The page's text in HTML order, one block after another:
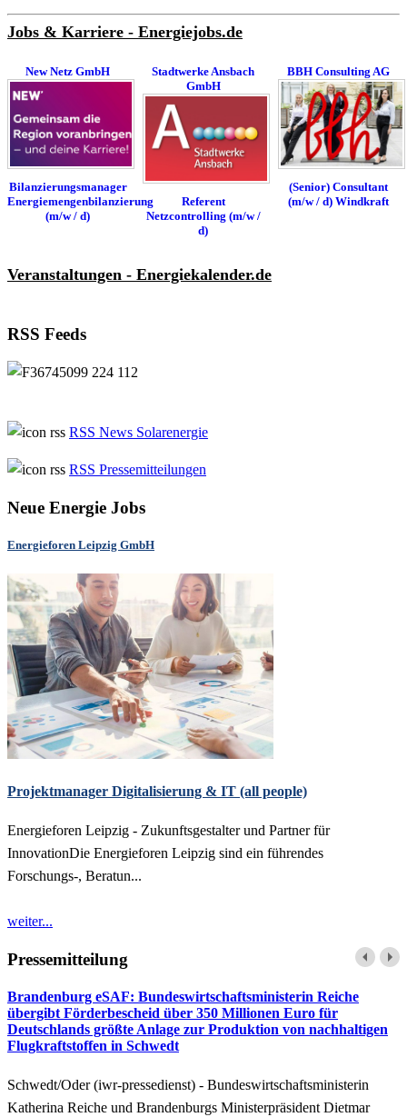
Jobs & Karriere - Energiejobs.de
New Netz GmbH
Bilanzierungsmanager
Energiemengenbilanzierung
(m/w / d)
Stadtwerke Ansbach
GmbH
Referent
Netzcontrolling (m/w /
d)
BBH Consulting AG
(Senior) Consultant
(m/w / d) Windkraft
Veranstaltungen - Energiekalender.de
RSS Feeds
RSS News Solarenergie
RSS Pressemitteilungen
Neue Energie Jobs
Energieforen Leipzig GmbH
Projektmanager Digitalisierung & IT (all people)
Energieforen Leipzig - Zukunftsgestalter und Partner für
InnovationDie Energieforen Leipzig sind ein führendes
Forschungs-, Beratun...
weiter...
Pressemitteilung
Brandenburg eSAF: Bundeswirtschaftsministerin Reiche
übergibt Förderbescheid über 350 Millionen Euro für
Deutschlands größte Anlage zur Produktion von nachhaltigen
Flugkraftstoffen in Schwedt
Schwedt/Oder (iwr-pressedienst) - Bundeswirtschaftsministerin
Katherina Reiche und Brandenburgs Ministerpräsident Dietmar